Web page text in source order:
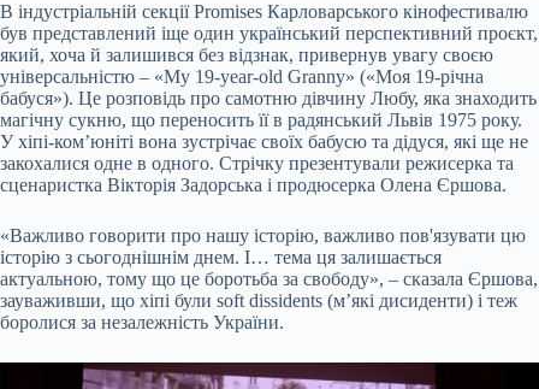
В індустріальній секції Promises Карловарського кінофестивалю
був представлений іще один український перспективний проєкт,
який, хоча й залишився без відзнак, привернув увагу своєю
універсальністю – «My 19-year-old Granny» («Моя 19-річна
бабуся»). Це розповідь про самотню дівчину Любу, яка знаходить
магічну сукню, що переносить її в радянський Львів 1975 року.
У хіпі-ком’юніті вона зустрічає своїх бабусю та дідуся, які ще не
закохалися одне в одного. Стрічку презентували режисерка та
сценаристка Вікторія Задорська і продюсерка Олена Єршова.
«Важливо говорити про нашу історію, важливо пов'язувати цю
історію з сьогоднішнім днем. І… тема ця залишається
актуальною, тому що це боротьба за свободу», – сказала Єршова,
зауваживши, що хіпі були soft dissidents (м’які дисиденти) і теж
боролися за незалежність України.